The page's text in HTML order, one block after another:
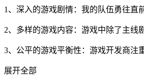
1、深入的游戏剧情：我的队伍勇往直
2、多样的游戏内容：游戏中除了主线
3、公平的游戏平衡性：游戏开发商注
展开全部